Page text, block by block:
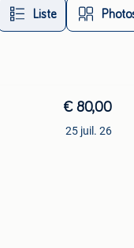
Liste
€ 80,00
25 juil. 26